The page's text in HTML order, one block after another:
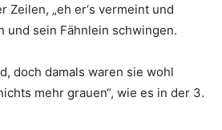
Zeilen, „eh er‘s vermeint und
und sein Fähnlein schwingen.
doch damals waren sie wohl
mehr grauen“, wie es in der 3.